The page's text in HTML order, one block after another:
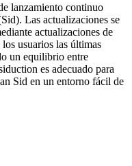
lanzamiento continuo
Las actualizaciones se
actualizaciones de
usuarios las últimas
un equilibrio entre
es adecuado para
Sid en un entorno fácil de